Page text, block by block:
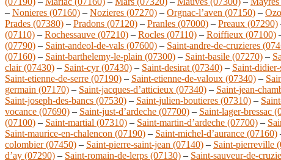
– Nonieres (07160) – Nozieres (07270) – Orgnac-l’aven (07150) –
Prades (07380) – Pradons (07120) – Pranles (07000) – Preaux (07290)
(07110) – Rochessauve (07210) – Rocles (07110) – Roiffieux (07100)
(07790) – Saint-andeol-de-vals (07600) – Saint-andre-de-cruzieres
(07160) – Saint-barthelemy-le-plain (07300) – Saint-basile (07270) –
clair (07430) – Saint-cyr (07430) – Saint-desirat (07340) – Saint-
Saint-etienne-de-serre (07190) – Saint-etienne-de-valoux (07340) –
germain (07170) – Saint-jacques-d’atticieux (07340) – Saint-jean-
Saint-joseph-des-bancs (07530) – Saint-julien-boutieres (07310) –
vocance (07690) – Saint-just-d’ardeche (07700) – Saint-lager-bressac
(07100) – Saint-martial (07310) – Saint-martin-d’ardeche (07700) –
Saint-maurice-en-chalencon (07190) – Saint-michel-d’aurance (07160)
colombier (07450) – Saint-pierre-saint-jean (07140) – Saint-pierreville
d’ay (07290) – Saint-romain-de-lerps (07130) – Saint-sauveur-de-